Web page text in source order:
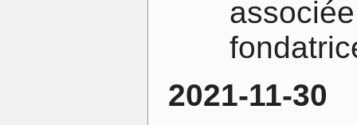
2021-11-30